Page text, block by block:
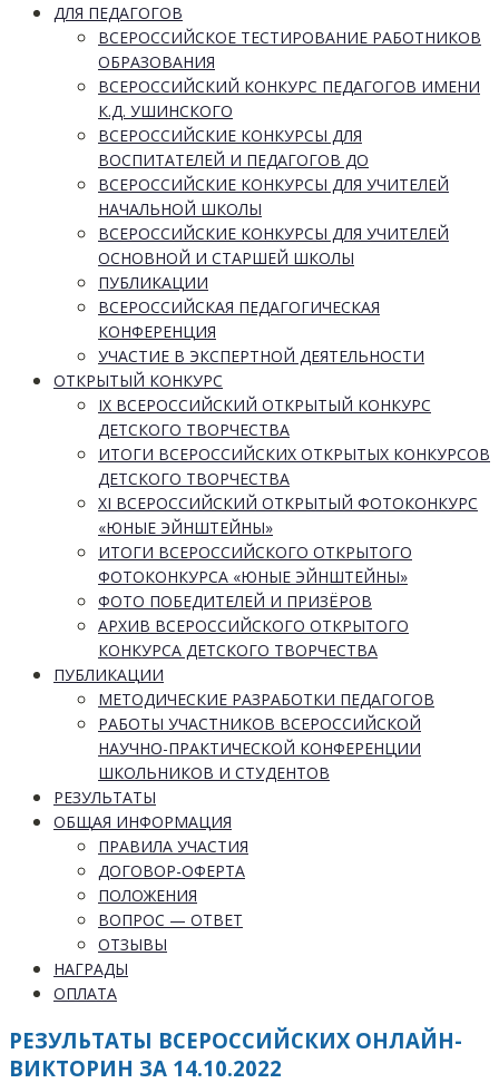
ДЛЯ ПЕДАГОГОВ
ВСЕРОССИЙСКОЕ ТЕСТИРОВАНИЕ РАБОТНИКОВ
ОБРАЗОВАНИЯ
ВСЕРОССИЙСКИЙ КОНКУРС ПЕДАГОГОВ ИМЕНИ
К.Д. УШИНСКОГО
ВСЕРОССИЙСКИЕ КОНКУРСЫ ДЛЯ
ВОСПИТАТЕЛЕЙ И ПЕДАГОГОВ ДО
ВСЕРОССИЙСКИЕ КОНКУРСЫ ДЛЯ УЧИТЕЛЕЙ
НАЧАЛЬНОЙ ШКОЛЫ
ВСЕРОССИЙСКИЕ КОНКУРСЫ ДЛЯ УЧИТЕЛЕЙ
ОСНОВНОЙ И СТАРШЕЙ ШКОЛЫ
ПУБЛИКАЦИИ
ВСЕРОССИЙСКАЯ ПЕДАГОГИЧЕСКАЯ
КОНФЕРЕНЦИЯ
УЧАСТИЕ В ЭКСПЕРТНОЙ ДЕЯТЕЛЬНОСТИ
ОТКРЫТЫЙ КОНКУРС
IX ВСЕРОССИЙСКИЙ ОТКРЫТЫЙ КОНКУРС
ДЕТСКОГО ТВОРЧЕСТВА
ИТОГИ ВСЕРОССИЙСКИХ ОТКРЫТЫХ КОНКУРСОВ
ДЕТСКОГО ТВОРЧЕСТВА
XI ВСЕРОССИЙСКИЙ ОТКРЫТЫЙ ФОТОКОНКУРС
«ЮНЫЕ ЭЙНШТЕЙНЫ»
ИТОГИ ВСЕРОССИЙСКОГО ОТКРЫТОГО
ФОТОКОНКУРСА «ЮНЫЕ ЭЙНШТЕЙНЫ»
ФОТО ПОБЕДИТЕЛЕЙ И ПРИЗЁРОВ
АРХИВ ВСЕРОССИЙСКОГО ОТКРЫТОГО
КОНКУРСА ДЕТСКОГО ТВОРЧЕСТВА
ПУБЛИКАЦИИ
МЕТОДИЧЕСКИЕ РАЗРАБОТКИ ПЕДАГОГОВ
РАБОТЫ УЧАСТНИКОВ ВСЕРОССИЙСКОЙ
НАУЧНО-ПРАКТИЧЕСКОЙ КОНФЕРЕНЦИИ
ШКОЛЬНИКОВ И СТУДЕНТОВ
РЕЗУЛЬТАТЫ
ОБЩАЯ ИНФОРМАЦИЯ
ПРАВИЛА УЧАСТИЯ
ДОГОВОР-ОФЕРТА
ПОЛОЖЕНИЯ
ВОПРОС — ОТВЕТ
ОТЗЫВЫ
НАГРАДЫ
ОПЛАТА
РЕЗУЛЬТАТЫ ВСЕРОССИЙСКИХ ОНЛАЙН-
ВИКТОРИН ЗА 14.10.2022